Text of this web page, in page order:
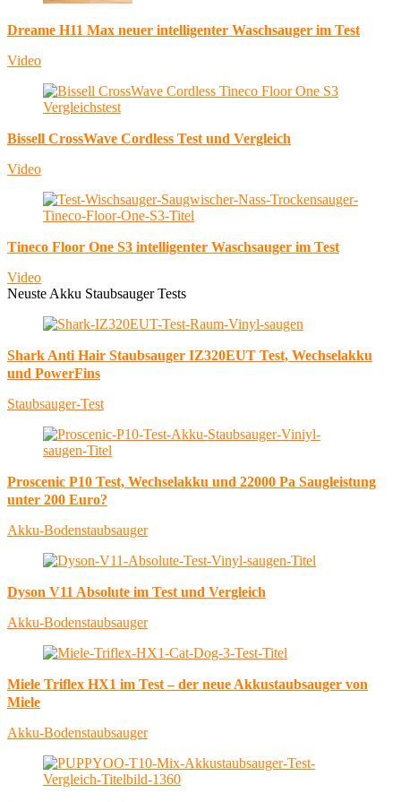
Dreame H11 Max neuer intelligenter Waschsauger im Test
Video
Bissell CrossWave Cordless Test und Vergleich
Video
Tineco Floor One S3 intelligenter Waschsauger im Test
Video
Neuste Akku Staubsauger Tests
Shark Anti Hair Staubsauger IZ320EUT Test, Wechselakku
und PowerFins
Staubsauger-Test
Proscenic P10 Test, Wechselakku und 22000 Pa Saugleistung
unter 200 Euro?
Akku-Bodenstaubsauger
Dyson V11 Absolute im Test und Vergleich
Akku-Bodenstaubsauger
Miele Triflex HX1 im Test – der neue Akkustaubsauger von
Miele
Akku-Bodenstaubsauger